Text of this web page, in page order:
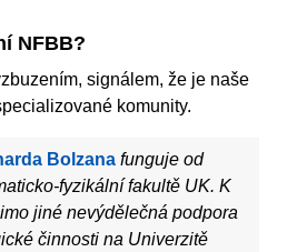
NFBB?
signálem, že je naše
komunity.
Bolzana funguje od
fyzikální fakultě UK. K
jiné nevýdělečná podpora
činnosti na Univerzitě